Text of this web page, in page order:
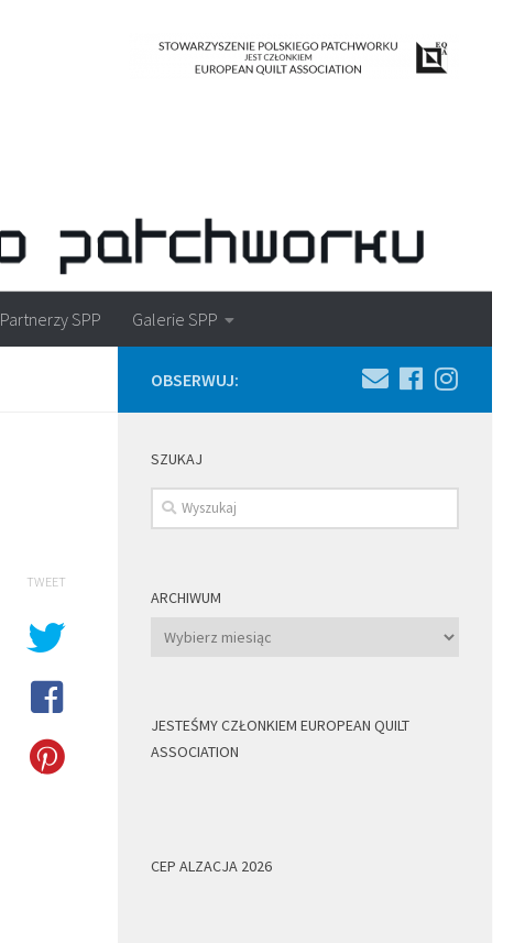
Partnerzy SPP Galerie SPP
TWEET
OBSERWUJ:
SZUKAJ
ARCHIWUM
Archiwum
JESTEŚMY CZŁONKIEM EUROPEAN QUILT
ASSOCIATION
CEP ALZACJA 2026